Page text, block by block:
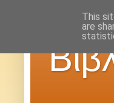
This
are